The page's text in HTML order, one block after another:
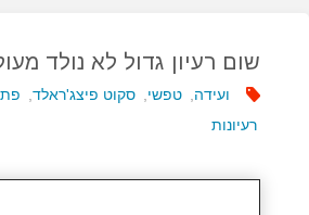
שום רעיון גדול לא נולד
ועידה טפשי סקוט פיצג'ראלד
רעיונות